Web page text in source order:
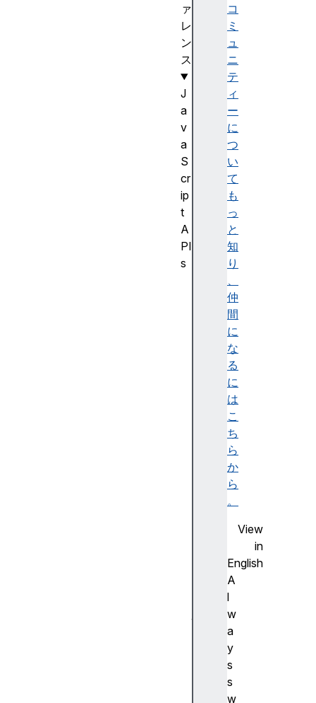
コ
ミ
ュ
ニ
テ
ィ
ー
に
つ
い
て
も
っ
と
知
り
、
仲
間
に
な
る
に
は
こ
ち
ら
か
ら
。
View
in
English
A
l
w
a
y
s
s
w
ァ
レ
ン
ス
J
a
v
a
S
cr
ip
t
A
PI
s